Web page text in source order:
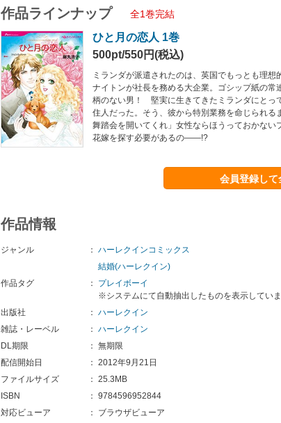
作品ラインナップ 全1巻完結
ひと月の恋人 1巻
500pt/550円(税込)
ミランダが派遣されたのは、英国でもっとも理想
ナイトンが社長を務める大企業。ゴシップ紙の常
柄のない男！ 堅実に生きてきたミランダにとっ
住人だった。そう、彼から特別業務を命じられ
舞踏会を開いてくれ」女性ならほうっておかな
花嫁を探す必要があるの――!?
会員登録して
作品情報
ジャンル ： ハーレクインコミックス
結婚(ハーレクイン)
作品タグ
：
プレイボーイ
※システムにて自動抽出したものを表示してい
出版社
： ハーレクイン
雑誌・レーベル
： ハーレクイン
DL期限
： 無期限
配信開始日
： 2012年9月21日
ファイルサイズ
： 25.3MB
ISBN
： 9784596952844
対応ビューア
： ブラウザビューア